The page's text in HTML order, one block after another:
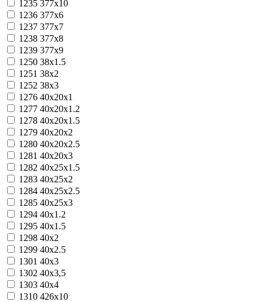
1235 377х10
1236 377х6
1237 377х7
1238 377х8
1239 377х9
1250 38х1.5
1251 38х2
1252 38х3
1276 40x20x1
1277 40x20x1.2
1278 40x20x1.5
1279 40x20x2
1280 40x20x2.5
1281 40x20x3
1282 40x25x1.5
1283 40x25x2
1284 40x25x2.5
1285 40x25x3
1294 40х1.2
1295 40х1.5
1298 40х2
1299 40х2.5
1301 40х3
1302 40х3,5
1303 40х4
1310 426x10